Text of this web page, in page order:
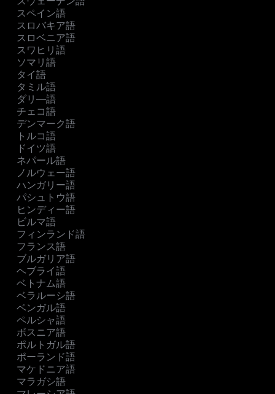
スペイン語
スロバキア語
スロベニア語
スワヒリ語
ソマリ語
タイ語
タミル語
ダリ―語
チェコ語
デンマーク語
トルコ語
ドイツ語
ネパール語
ノルウェー語
ハンガリー語
パシュトウ語
ヒンディー語
ビルマ語
フィンランド語
フランス語
ブルガリア語
ヘブライ語
ベトナム語
ベラルーシ語
ベンガル語
ペルシャ語
ボスニア語
ポルトガル語
ポーランド語
マケドニア語
マラガシ語